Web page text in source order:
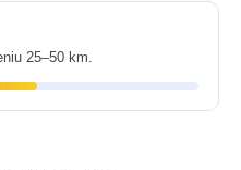
25–50 km.